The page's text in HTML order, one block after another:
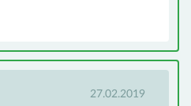
27.02.2019